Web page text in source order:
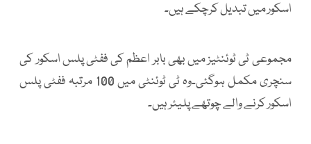
اسکور میں تبدیل کرچکے ہیں۔
مجموعی ٹی ٹوئنٹیز میں بھی بابر اعظم کی ففٹی پلس اسکور کی
سنچری مکمل ہوگئی۔وہ ٹی ٹوئنٹی میں 100 مرتبہ ففٹی پلس
اسکور کرنے والے چوتھے پلیئر ہیں۔